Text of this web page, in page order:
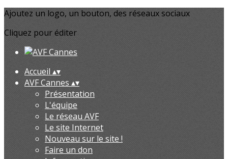
Ajoutez un logo, un bouton, des réseaux sociaux
Cliquez pour éditer
Accueil ▴▾
AVF Cannes ▴▾
Présentation
L'équipe
Le réseau AVF
Le site Internet
Nouveau sur le site !
Faire un don